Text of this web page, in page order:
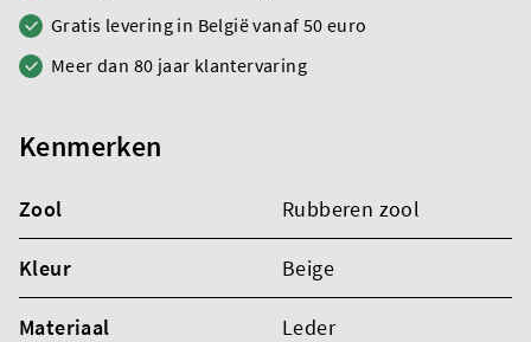
Gratis levering in België vanaf 50 euro
Meer dan 80 jaar klantervaring
Kenmerken
Zool Rubberen zool
Kleur Beige
Materiaal Leder